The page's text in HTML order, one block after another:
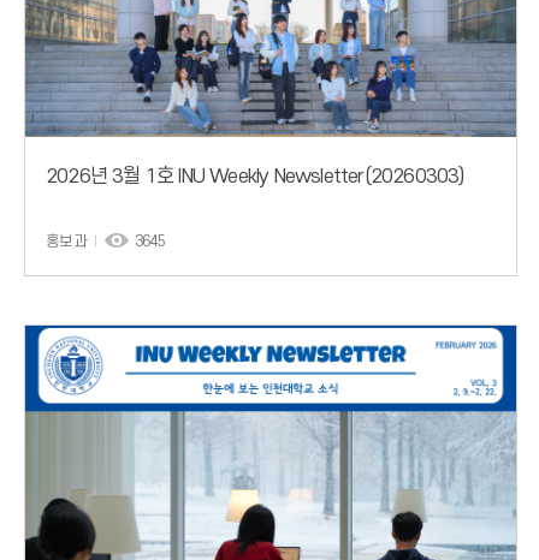
2026년 3월 1호 INU Weekly Newsletter(20260303)
홍보과 3645